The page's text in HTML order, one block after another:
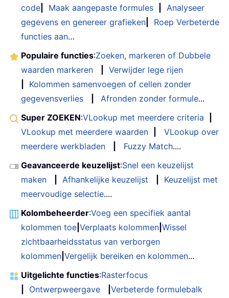
code
Maak aangepaste formules
Analyseer
gegevens en genereer grafieken
Roep Verbeterde
functies aan…
Populaire functies:Zoeken, markeren of Dubbele
waarden markeren
Verwijder lege rijen
Kolommen samenvoegen of cellen zonder
gegevensverlies
Afronden zonder formule...
Super ZOEKEN:VLookup met meerdere criteria
VLookup met meerdere waarden
VLookup over
meerdere werkbladen
Fuzzy Match....
Geavanceerde keuzelijst:Snel een keuzelijst
maken
Afhankelijke keuzelijst
Keuzelijst met
meervoudige selectie....
Kolombeheerder:Voeg een specifiek aantal
kolommen toe Verplaats kolommen Wissel
zichtbaarheidsstatus van verborgen
kolommen Vergelijk bereiken en kolommen...
Uitgelichte functies:Rasterfocus
Ontwerpweergave
Verbeterde formulebalk